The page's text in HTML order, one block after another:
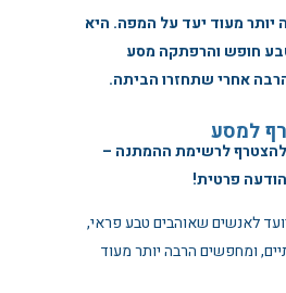
יותר מעוד יעד על המפה. היא
חופש והרפתקה מסע
אחרי שתחזרו הביתה.
למסע
להצטרף לרשימת ההמתנה –
פרטית!
לאנשים שאוהבים טבע פראי,
ומחפשים הרבה יותר מעוד